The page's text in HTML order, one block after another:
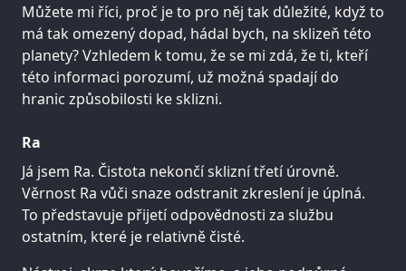
Můžete mi říci, proč je to pro něj tak důležité, když to
má tak omezený dopad, hádal bych, na sklizeň této
planety? Vzhledem k tomu, že se mi zdá, že ti, kteří
této informaci porozumí, už možná spadají do
hranic způsobilosti ke sklizni.
Ra
Já jsem Ra. Čistota nekončí sklizní třetí úrovně.
Věrnost Ra vůči snaze odstranit zkreslení je úplná.
To představuje přijetí odpovědnosti za službu
ostatním, které je relativně čisté.